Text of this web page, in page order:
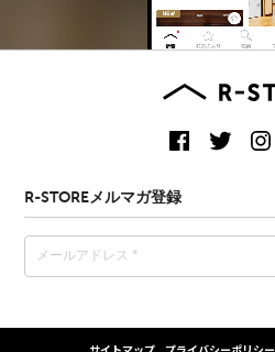
R-STOREメルマガ登録